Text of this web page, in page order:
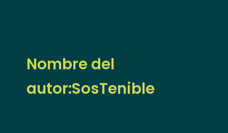
Nombre del
autor:SosTenible